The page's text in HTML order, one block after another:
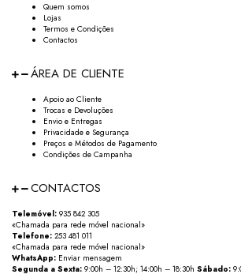
Quem somos
Lojas
Termos e Condições
Contactos
ÁREA DE CLIENTE
Apoio ao Cliente
Trocas e Devoluções
Envio e Entregas
Privacidade e Segurança
Preços e Métodos de Pagamento
Condições de Campanha
CONTACTOS
Telemóvel: 935 842 305
«Chamada para rede móvel nacional»
Telefone: 253 481 011
«Chamada para rede móvel nacional»
WhatsApp: Enviar mensagem
Segunda a Sexta: 9:00h – 12:30h; 14:00h – 18:30h Sábado: